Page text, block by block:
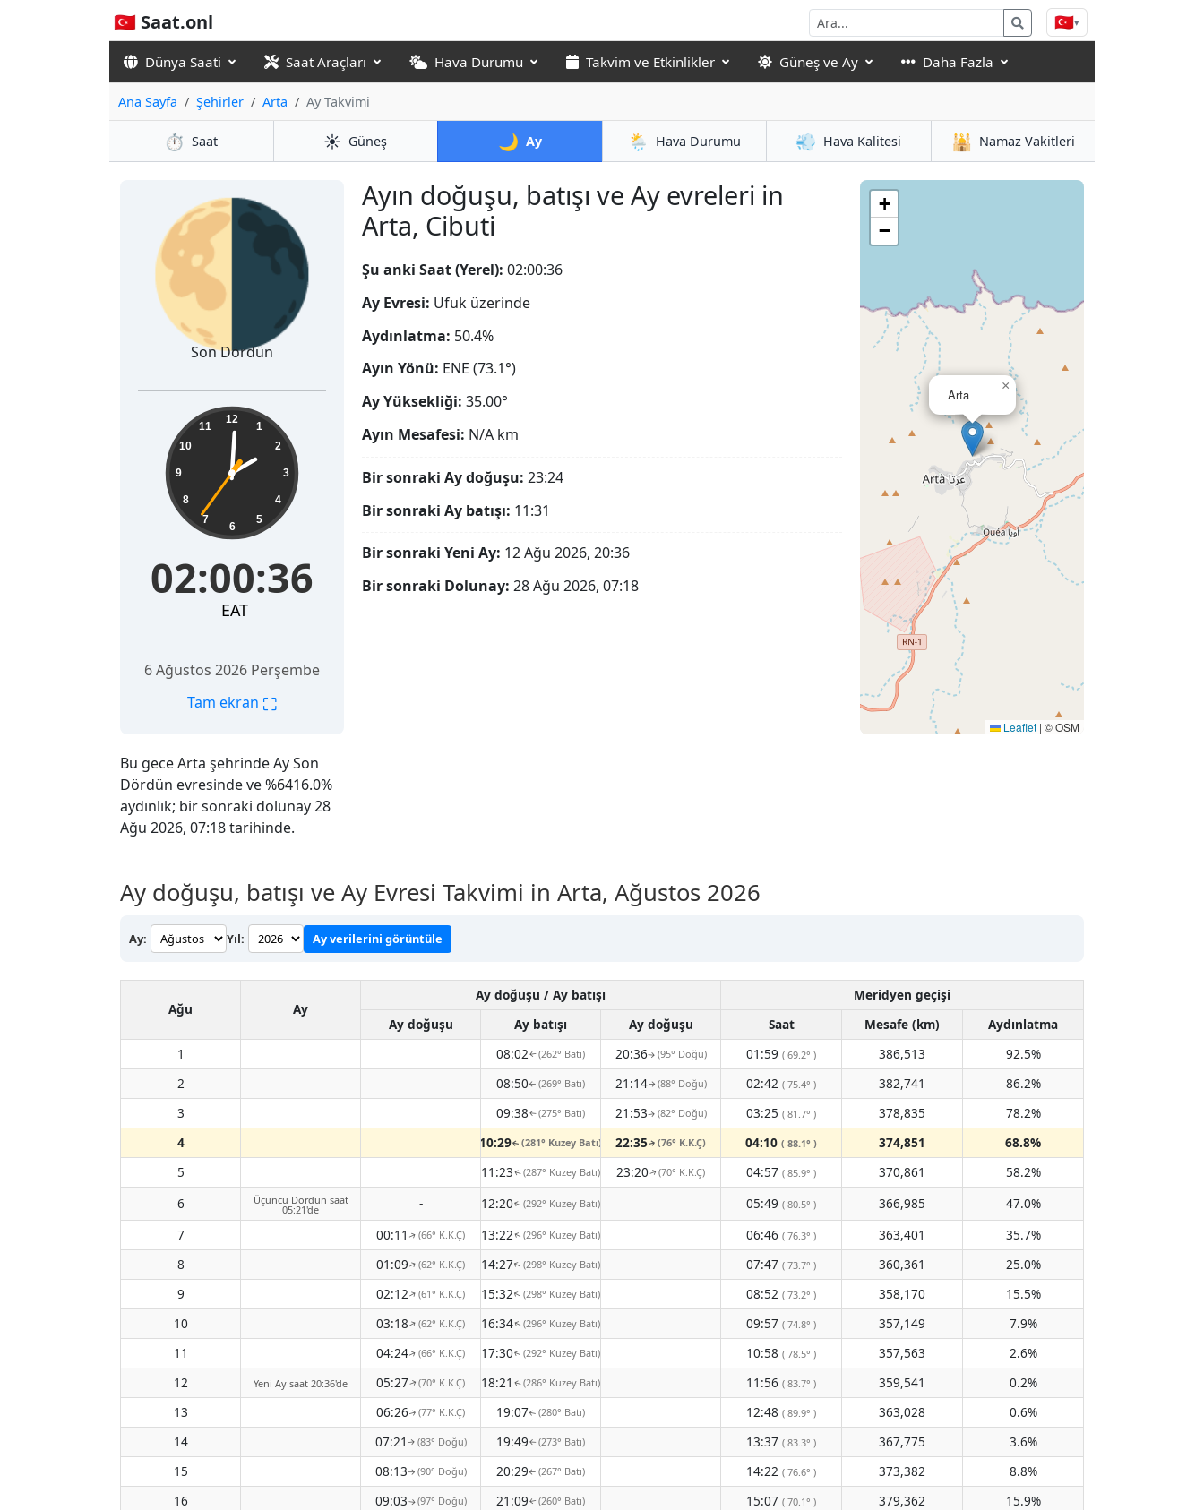
🇹🇷 Saat.onl 🇹🇷▾
Dünya Saati Saat Araçları Hava Durumu Takvim ve Etkinlikler Güneş ve Ay Daha Fazla
Ana Sayfa Şehirler Arta Ay Takvimi
⏱️ Saat ☀️ Güneş 🌙 Ay 🌦️ Hava Durumu 💨 Hava Kalitesi 🕌 Namaz Vakitleri
Ayın doğuşu, batışı ve Ay evreleri in
Arta, Cibuti
Bu gece Arta şehrinde Ay Son
Dördün evresinde ve %6416.0%
aydınlık; bir sonraki dolunay 28
Ağu 2026, 07:18 tarihinde.
🌗
Son Dördün
02:00:37 12
1
2
3
4
5
6
7
8
9
10
11
02:00:37
EAT
6 Ağustos 2026 Perşembe
Tam ekran ⛶
Şu anki Saat (Yerel): 02:00:37
Ay Evresi: Ufuk üzerinde
Aydınlatma: 50.4%
Ayın Yönü: ENE (73.1°)
Ay Yüksekliği: 35.00°
Ayın Mesafesi: N/A km
Bir sonraki Ay doğuşu: 23:24
Bir sonraki Ay batışı: 11:31
Bir sonraki Yeni Ay: 12 Ağu 2026, 20:36
Bir sonraki Dolunay: 28 Ağu 2026, 07:18
Arta
×
+
−
Leaflet | © OSM
Ay doğuşu, batışı ve Ay Evresi Takvimi in Arta, Ağustos 2026
Ay: Yıl: Ay verilerini görüntüle
Ağu Ay
Ay doğuşu / Ay batışı
Meridyen geçişi
Ay doğuşu
Ay batışı Ay doğuşu Saat Mesafe (km)
Aydınlatma
1
08:02↑(262° Batı) 20:36↑ (95° Doğu) 01:59 ( 69.2° ) 386,513
92.5%
2
08:50↑(269° Batı) 21:14↑ (88° Doğu) 02:42 ( 75.4° ) 382,741
86.2%
3
09:38↑(275° Batı) 21:53↑(82° Doğu) 03:25 ( 81.7° ) 378,835
78.2%
4
10:29↑(281° Kuzey Batı) 22:35↑(76° K.K.Ç) 04:10 ( 88.1° ) 374,851
68.8%
5
11:23↑(287° Kuzey Batı) 23:20↑(70° K.K.Ç) 04:57 ( 85.9° ) 370,861
58.2%
6
Üçüncü Dördün saat
05:21'de - 12:20↑(292° Kuzey Batı) 05:49 ( 80.5° ) 366,985
47.0%
7
00:11 ↑(66° K.K.Ç) 13:22↑(296° Kuzey Batı) 06:46 ( 76.3° ) 363,401
35.7%
8
01:09↑(62° K.K.Ç) 14:27↑(298° Kuzey Batı) 07:47 ( 73.7° ) 360,361
25.0%
9
02:12↑(61° K.K.Ç) 15:32↑(298° Kuzey Batı) 08:52 ( 73.2° ) 358,170
15.5%
10
03:18↑(62° K.K.Ç) 16:34↑(296° Kuzey Batı) 09:57 ( 74.8° ) 357,149
7.9%
11
04:24↑(66° K.K.Ç) 17:30↑(292° Kuzey Batı) 10:58 ( 78.5° ) 357,563
2.6%
12
Yeni Ay saat 20:36'de 05:27↑(70° K.K.Ç) 18:21 ↑(286° Kuzey Batı) 11:56 ( 83.7° ) 359,541
0.2%
13
06:26↑(77° K.K.Ç) 19:07↑(280° Batı) 12:48 ( 89.9° ) 363,028
0.6%
14
07:21 ↑ (83° Doğu) 19:49↑(273° Batı) 13:37 ( 83.3° ) 367,775
3.6%
15
08:13↑ (90° Doğu) 20:29↑(267° Batı) 14:22 ( 76.6° ) 373,382
8.8%
16
09:03↑(97° Doğu) 21:09↑(260° Batı) 15:07 ( 70.1° ) 379,362
15.9%